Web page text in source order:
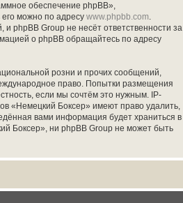
обеспечение phpBB»,
можно по адресуwww.phpbb.com.
phpBB Group не несёт ответственности за
о phpBB обращайтесь по адресу
розни и прочих сообщений,
право. Попытки размещения
если мы сочтём это нужным. IP-
«Немецкий Боксер» имеют право удалить,
вами информация будет храниться в
Боксер», ни phpBB Group не может быть